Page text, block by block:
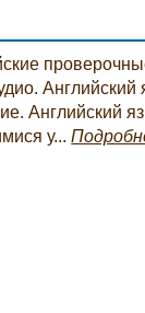
Английский
у...